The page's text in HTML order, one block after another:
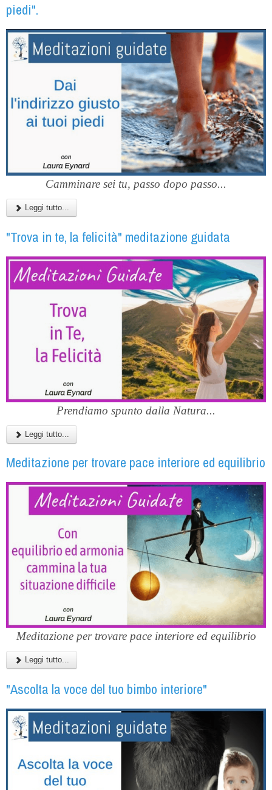
piedi".
Camminare sei tu, passo dopo passo...
Leggi tutto...
"Trova in te, la felicità" meditazione guidata
Prendiamo spunto dalla Natura...
Leggi tutto...
Meditazione per trovare pace interiore ed equilibrio
Meditazione per trovare pace interiore ed equilibrio
Leggi tutto...
"Ascolta la voce del tuo bimbo interiore"